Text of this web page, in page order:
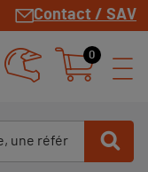
Contact / SAV
0